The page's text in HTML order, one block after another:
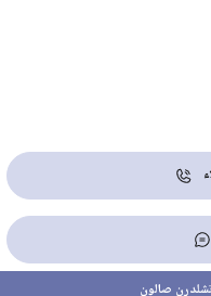
صالون